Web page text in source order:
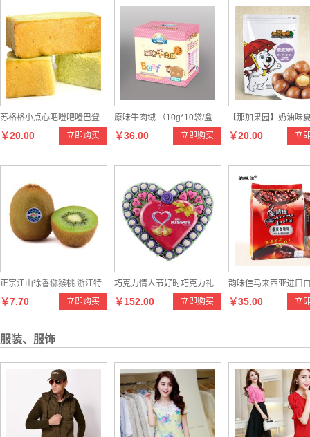
苏格格小点心吧噔吧噔巴登
小蛋糕多款口味 立即购买
￥20.00
原味牛肉绒 （10g*10袋/盒
） 立即购买
￥36.00
【那加果园】奶油味
果 休闲坚果零食干果
立
￥20.00
正宗江山徐香猕猴桃 浙江特
产新鲜大果有机水果立即购买
￥7.70
巧克力情人节好时巧克力礼
盒diy创意手工刻字生日礼物
立即购买
￥152.00
韵味佳马来西亚进口
25g*25条 625g装 立
￥35.00
服装、服饰